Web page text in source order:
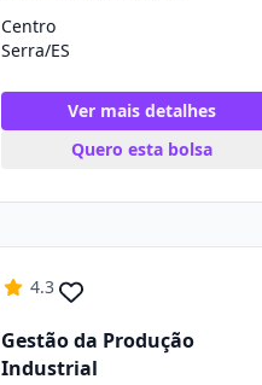
Centro
Serra/ES
Ver mais detalhes
Quero esta bolsa
4.3
Gestão da Produção
Industrial